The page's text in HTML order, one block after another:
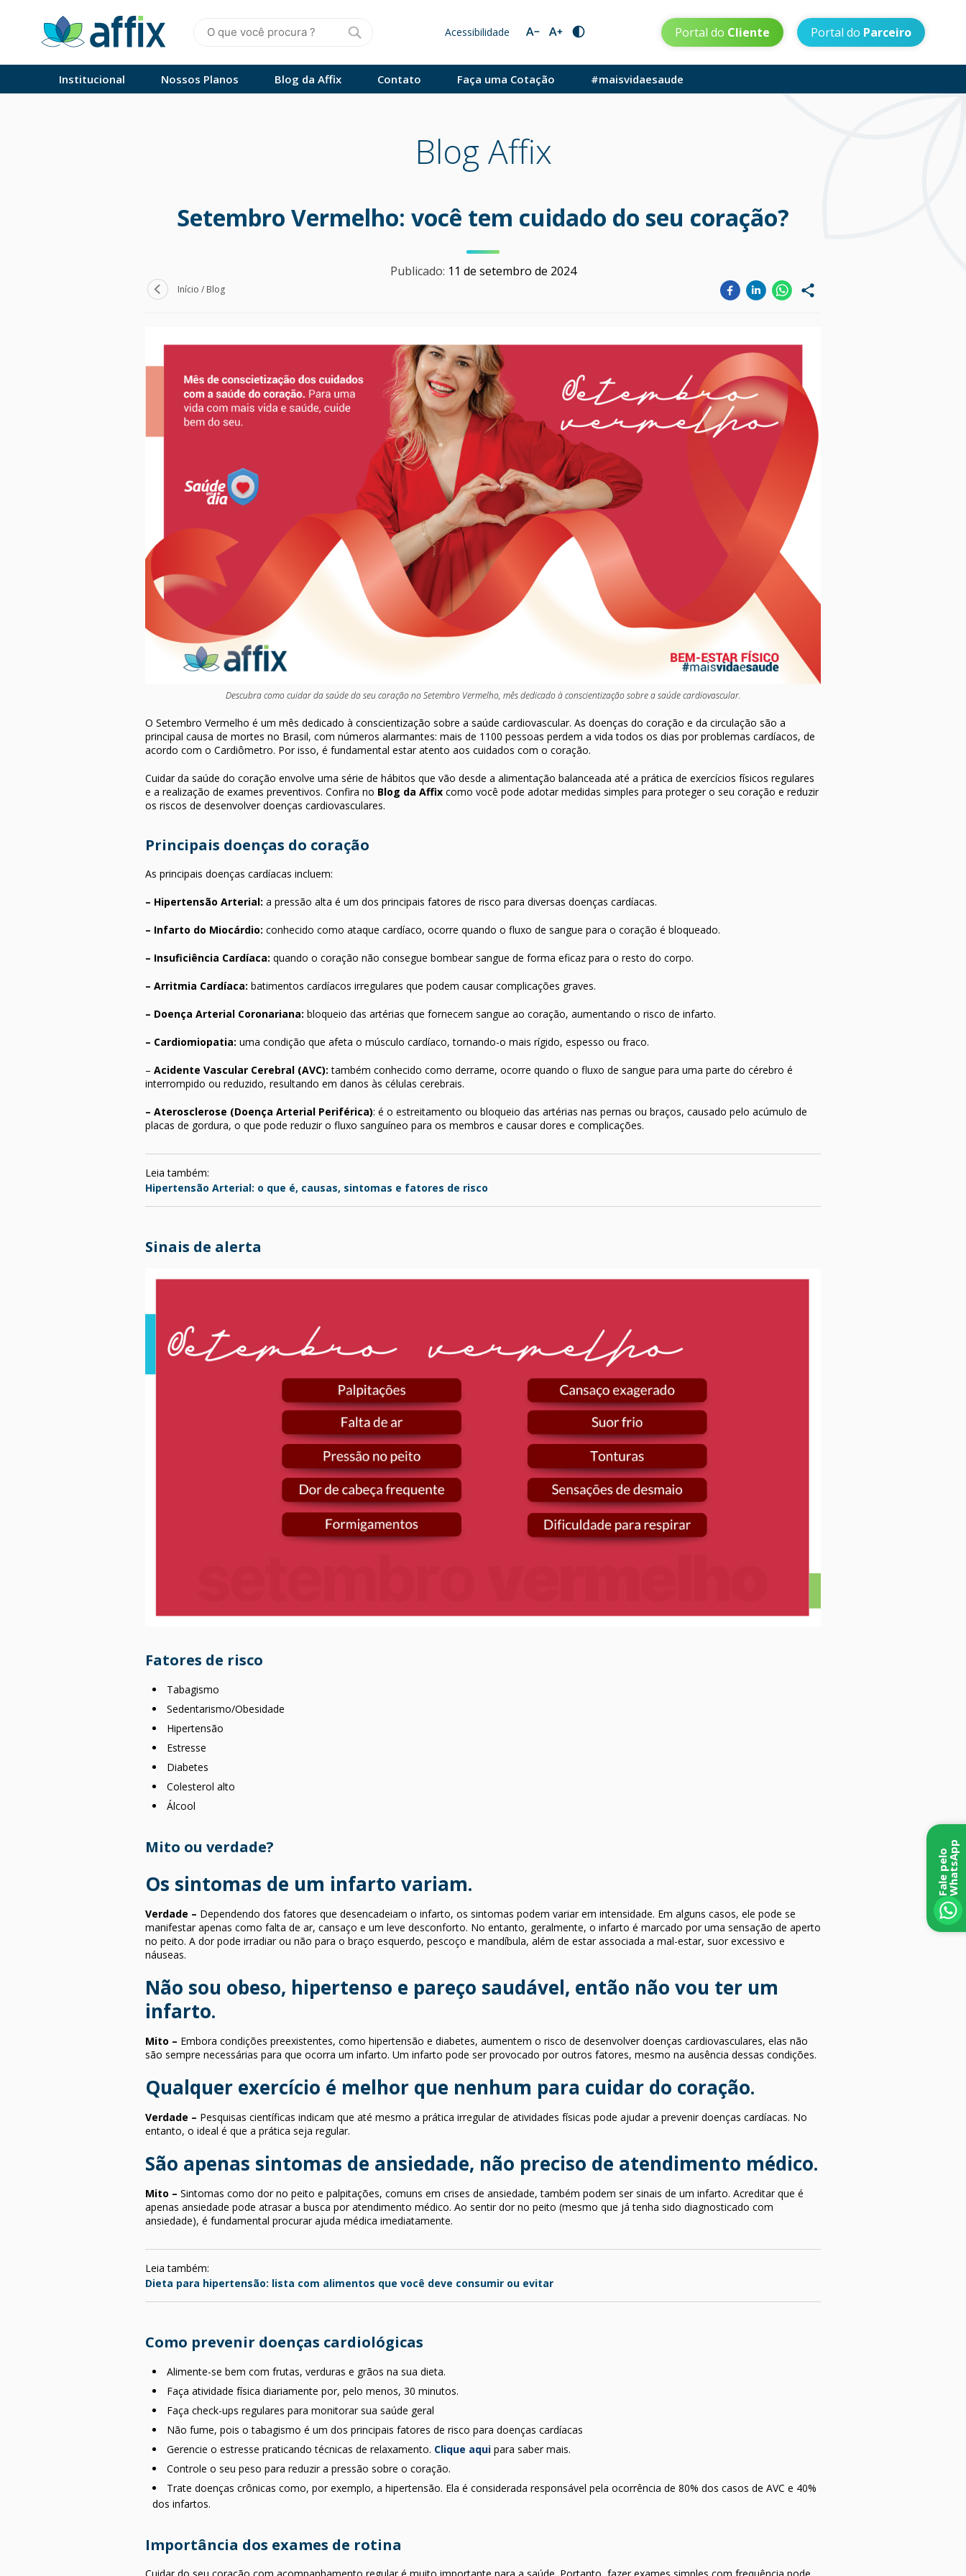
Acessibilidade Portal do Cliente Portal do Parceiro
Institucional Nossos Planos Blog da Affix Contato Faça uma Cotação #maisvidaesaude
Blog Affix
Setembro Vermelho: você tem cuidado do seu coração?
Publicado: 11 de setembro de 2024
Início / Blog
Descubra como cuidar da saúde do seu coração no Setembro Vermelho, mês dedicado à conscientização sobre a saúde cardiovascular.
O Setembro Vermelho é um mês dedicado à conscientização sobre a saúde cardiovascular. As doenças do coração e da circulação são a
principal causa de mortes no Brasil, com números alarmantes: mais de 1100 pessoas perdem a vida todos os dias por problemas cardíacos, de
acordo com o Cardiômetro. Por isso, é fundamental estar atento aos cuidados com o coração.
Cuidar da saúde do coração envolve uma série de hábitos que vão desde a alimentação balanceada até a prática de exercícios físicos regulares
e a realização de exames preventivos. Confira no Blog da Affix como você pode adotar medidas simples para proteger o seu coração e reduzir
os riscos de desenvolver doenças cardiovasculares.
Principais doenças do coração
As principais doenças cardíacas incluem:
– Hipertensão Arterial: a pressão alta é um dos principais fatores de risco para diversas doenças cardíacas.
– Infarto do Miocárdio: conhecido como ataque cardíaco, ocorre quando o fluxo de sangue para o coração é bloqueado.
– Insuficiência Cardíaca: quando o coração não consegue bombear sangue de forma eficaz para o resto do corpo.
– Arritmia Cardíaca: batimentos cardíacos irregulares que podem causar complicações graves.
– Doença Arterial Coronariana: bloqueio das artérias que fornecem sangue ao coração, aumentando o risco de infarto.
– Cardiomiopatia: uma condição que afeta o músculo cardíaco, tornando-o mais rígido, espesso ou fraco.
– Acidente Vascular Cerebral (AVC): também conhecido como derrame, ocorre quando o fluxo de sangue para uma parte do cérebro é
interrompido ou reduzido, resultando em danos às células cerebrais.
– Aterosclerose (Doença Arterial Periférica): é o estreitamento ou bloqueio das artérias nas pernas ou braços, causado pelo acúmulo de
placas de gordura, o que pode reduzir o fluxo sanguíneo para os membros e causar dores e complicações.
Leia também:
Hipertensão Arterial: o que é, causas, sintomas e fatores de risco
Sinais de alerta
Fatores de risco
Tabagismo
Sedentarismo/Obesidade
Hipertensão
Estresse
Diabetes
Colesterol alto
Álcool
Mito ou verdade?
Os sintomas de um infarto variam.
Verdade – Dependendo dos fatores que desencadeiam o infarto, os sintomas podem variar em intensidade. Em alguns casos, ele pode se
manifestar apenas como falta de ar, cansaço e um leve desconforto. No entanto, geralmente, o infarto é marcado por uma sensação de aperto
no peito. A dor pode irradiar ou não para o braço esquerdo, pescoço e mandíbula, além de estar associada a mal-estar, suor excessivo e
náuseas.
Não sou obeso, hipertenso e pareço saudável, então não vou ter um
infarto.
Mito – Embora condições preexistentes, como hipertensão e diabetes, aumentem o risco de desenvolver doenças cardiovasculares, elas não
são sempre necessárias para que ocorra um infarto. Um infarto pode ser provocado por outros fatores, mesmo na ausência dessas condições.
Qualquer exercício é melhor que nenhum para cuidar do coração.
Verdade – Pesquisas científicas indicam que até mesmo a prática irregular de atividades físicas pode ajudar a prevenir doenças cardíacas. No
entanto, o ideal é que a prática seja regular.
São apenas sintomas de ansiedade, não preciso de atendimento médico.
Mito – Sintomas como dor no peito e palpitações, comuns em crises de ansiedade, também podem ser sinais de um infarto. Acreditar que é
apenas ansiedade pode atrasar a busca por atendimento médico. Ao sentir dor no peito (mesmo que já tenha sido diagnosticado com
ansiedade), é fundamental procurar ajuda médica imediatamente.
Leia também:
Dieta para hipertensão: lista com alimentos que você deve consumir ou evitar
Como prevenir doenças cardiológicas
Alimente-se bem com frutas, verduras e grãos na sua dieta.
Faça atividade física diariamente por, pelo menos, 30 minutos.
Faça check-ups regulares para monitorar sua saúde geral
Não fume, pois o tabagismo é um dos principais fatores de risco para doenças cardíacas
Gerencie o estresse praticando técnicas de relaxamento. Clique aqui para saber mais.
Controle o seu peso para reduzir a pressão sobre o coração.
Trate doenças crônicas como, por exemplo, a hipertensão. Ela é considerada responsável pela ocorrência de 80% dos casos de AVC e 40%
dos infartos.
Importância dos exames de rotina
Cuidar do seu coração com acompanhamento regular é muito importante para a saúde. Portanto, fazer exames simples com frequência pode
F
a
l
e
p
e
l
o
W
h
a
t
s
A
pp